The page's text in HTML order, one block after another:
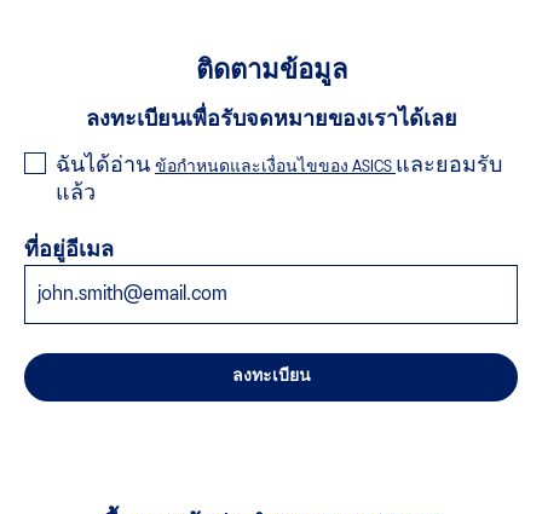
ติดตามข้อมูล
ลงทะเบียนเพื่อรับจดหมายของเราได้เลย
ฉันได้อ่าน ข้อกำหนดและเงื่อนไขของ ASICS และยอมรับ
แล้ว
ที่อยู่อีเมล
ลงทะเบียน